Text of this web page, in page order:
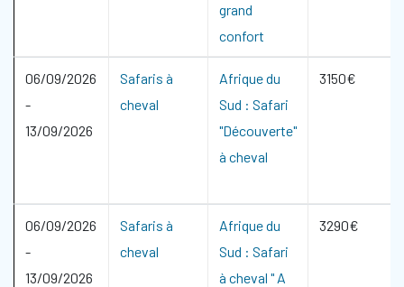
grand
confort
06/09/2026
-
13/09/2026
Safaris à
cheval
Afrique du
Sud : Safari
"Découverte"
à cheval
3150€
06/09/2026
-
13/09/2026
Safaris à
cheval
Afrique du
Sud : Safari
à cheval " A
3290€